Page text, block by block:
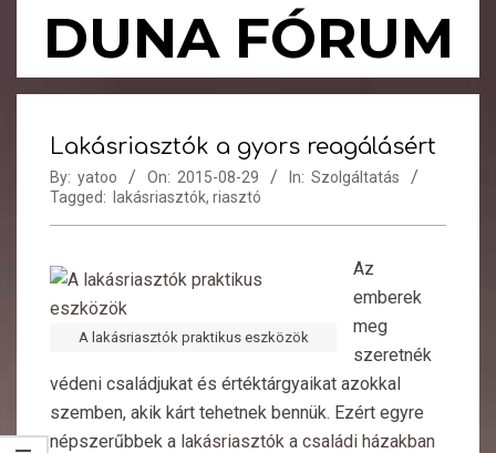
DUNA FÓRUM
Primary
MenuLakásriasztók a gyors reagálásért
By: yatoo On: 2015-08-29 In: Szolgáltatás
Tagged:
lakásriasztók, riasztó
A lakásriasztók praktikus eszközök
Az
emberek
meg
szeretnék
védeni családjukat és értéktárgyaikat azokkal
szemben, akik kárt tehetnek bennük. Ezért egyre
népszerűbbek a lakásriasztók a családi házakban